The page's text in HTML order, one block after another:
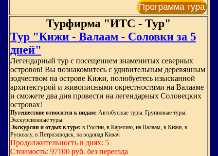
Программа тура
Турфирма "ИТС - Тур"
Тур "Кижи - Валаам - Соловки за 5
дней"
Легендарный тур с посещением знаменитых северных
островов! Вы познакомитесь с удивительным деревянным
зодчеством на острове Кижи, полюбуетесь изысканной
архитектурой и живописными окрестностями на Валааме
и сможете два дня провести на легендарных Соловецких
островах!
Путешествие относится к видам: Автобусные туры. Групповые туры.
Экскурсионные туры.
Экскурсии и отдых в туре: в России, в Карелию, на Валаам, в Кижи, в
Рускеалу, в Петрозаводск, на водопад Кивач
Продолжительность в днях: 5
Стоимость: 97100 руб. без переезда